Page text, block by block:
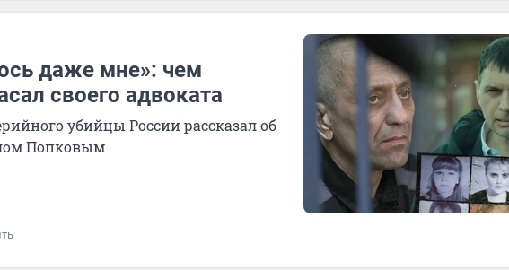
даже мне»: чем
своего адвоката
убийцы России рассказал об
Попковым